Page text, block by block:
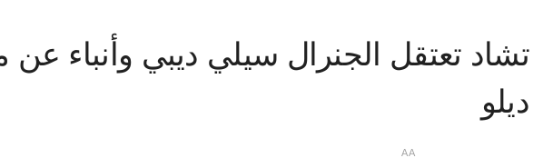
تشاد تعتقل الجنرال سيلي ديبي وأنباء عن
ديلو
AA